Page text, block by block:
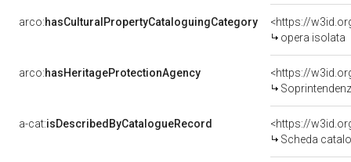
arco:hasCulturalPropertyCataloguingCategory
<https://
opera isolata
arco:hasHeritageProtectionAgency
<https://
Soprintendenza
a-cat:isDescribedByCatalogueRecord
<https://
Scheda